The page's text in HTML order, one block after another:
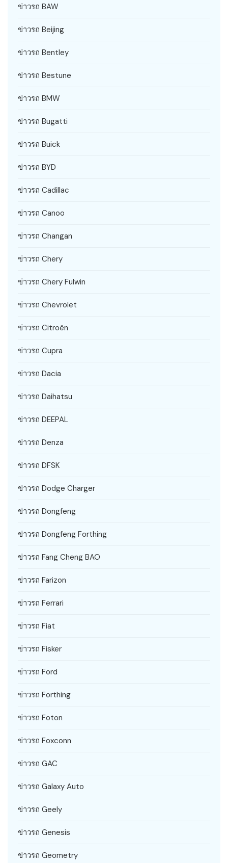
ข่าวรถ BAW
ข่าวรถ Beijing
ข่าวรถ Bentley
ข่าวรถ Bestune
ข่าวรถ BMW
ข่าวรถ Bugatti
ข่าวรถ Buick
ข่าวรถ BYD
ข่าวรถ Cadillac
ข่าวรถ Canoo
ข่าวรถ Changan
ข่าวรถ Chery
ข่าวรถ Chery Fulwin
ข่าวรถ Chevrolet
ข่าวรถ Citroën
ข่าวรถ Cupra
ข่าวรถ Dacia
ข่าวรถ Daihatsu
ข่าวรถ DEEPAL
ข่าวรถ Denza
ข่าวรถ DFSK
ข่าวรถ Dodge Charger
ข่าวรถ Dongfeng
ข่าวรถ Dongfeng Forthing
ข่าวรถ Fang Cheng BAO
ข่าวรถ Farizon
ข่าวรถ Ferrari
ข่าวรถ Fiat
ข่าวรถ Fisker
ข่าวรถ Ford
ข่าวรถ Forthing
ข่าวรถ Foton
ข่าวรถ Foxconn
ข่าวรถ GAC
ข่าวรถ Galaxy Auto
ข่าวรถ Geely
ข่าวรถ Genesis
ข่าวรถ Geometry